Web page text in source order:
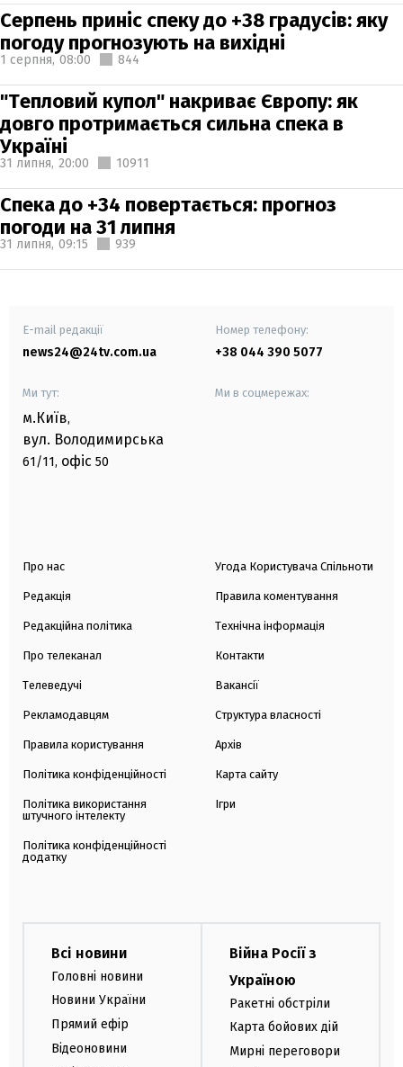
Серпень приніс спеку до +38 градусів: яку
погоду прогнозують на вихідні
1 серпня, 08:00 844
"Тепловий купол" накриває Європу: як
довго протримається сильна спека в
Україні
31 липня, 20:00 10911
Спека до +34 повертається: прогноз
погоди на 31 липня
31 липня, 09:15 939
E-mail редакції
news24@24tv.com.ua
Номер телефону:
+38 044 390 5077
Ми тут:
м.Київ,
вул. Володимирська
61/11, офіс 50
Ми в соцмережах:
Про нас
Редакція
Редакційна політика
Про телеканал
Телеведучі
Рекламодавцям
Правила користування
Політика конфіденційності
Політика використання
штучного інтелекту
Політика конфіденційності
додатку
Угода Користувача Спільноти
Правила коментування
Технічна інформація
Контакти
Вакансії
Структура власності
Архів
Карта сайту
Ігри
Всі новини
Головні новини
Новини України
Прямий ефір
Відеоновини
Війна Росії з
Україною
Ракетні обстріли
Карта бойових дій
Мирні переговори